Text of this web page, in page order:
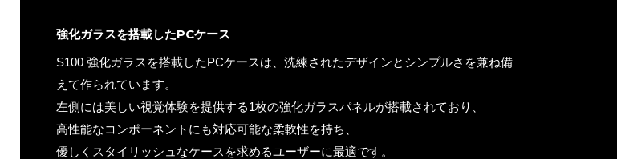
強化ガラスを搭載したPCケース
S100 強化ガラスを搭載したPCケースは、洗練されたデザインとシンプルさを兼ね備
えて作られています。
左側には美しい視覚体験を提供する1枚の強化ガラスパネルが搭載されており、
高性能なコンポーネントにも対応可能な柔軟性を持ち、
優しくスタイリッシュなケースを求めるユーザーに最適です。